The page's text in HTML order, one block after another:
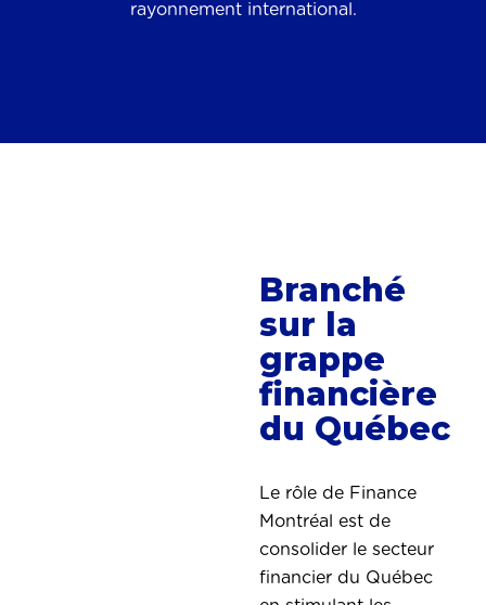
rayonnement international.
Branché
sur la
grappe
financière
du Québec
Le rôle de Finance
Montréal est de
consolider le secteur
financier du Québec